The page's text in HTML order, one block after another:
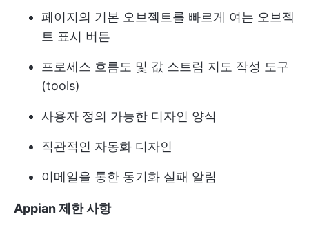
페이지의 기본 오브젝트를 빠르게 여는 오브젝
트 표시 버튼
프로세스 흐름도 및 값 스트림 지도 작성 도구
(tools)
사용자 정의 가능한 디자인 양식
직관적인 자동화 디자인
이메일을 통한 동기화 실패 알림
Appian 제한 사항